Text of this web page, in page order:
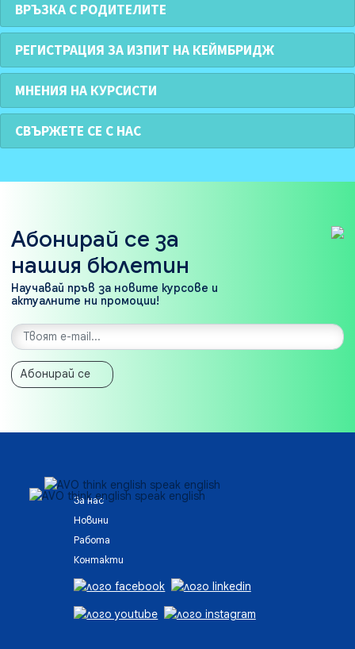
ВРЪЗКА С РОДИТЕЛИТЕ
РЕГИСТРАЦИЯ ЗА ИЗПИТ НА КЕЙМБРИДЖ
МНЕНИЯ НА КУРСИСТИ
СВЪРЖЕТЕ СЕ С НАС
Абонирай се за
нашия бюлетин
Научавай пръв за новите курсове и
актуалните ни промоции!
Абонирай се
За нас
Новини
Работа
Контакти